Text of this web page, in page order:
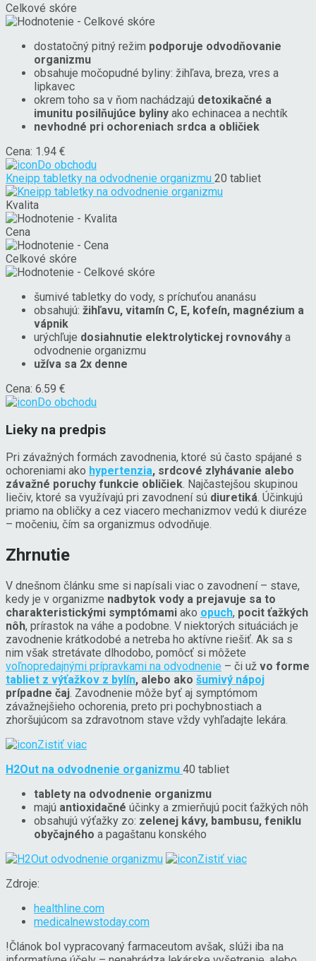
Celkové skóre
dostatočný pitný režim podporuje odvodňovanie
organizmu
obsahuje močopudné byliny: žihľava, breza, vres a
lipkavec
okrem toho sa v ňom nachádzajú detoxikačné a
imunitu posilňujúce byliny ako echinacea a nechtík
nevhodné pri ochoreniach srdca a obličiek
Cena: 1.94 €
Do obchodu
Kneipp tabletky na odvodnenie organizmu 20 tabliet
Kvalita
Cena
Celkové skóre
šumivé tabletky do vody, s príchuťou ananásu
obsahujú: žihľavu, vitamín C, E, kofeín, magnézium a
vápnik
urýchľuje dosiahnutie elektrolytickej rovnováhy a
odvodnenie organizmu
užíva sa 2x denne
Cena: 6.59 €
Do obchodu
Lieky na predpis
Pri závažných formách zavodnenia, ktoré sú často spájané s
ochoreniami ako hypertenzia, srdcové zlyhávanie alebo
závažné poruchy funkcie obličiek. Najčastejšou skupinou
liečiv, ktoré sa využívajú pri zavodnení sú diuretiká. Účinkujú
priamo na obličky a cez viacero mechanizmov vedú k diuréze
– močeniu, čím sa organizmus odvodňuje.
Zhrnutie
V dnešnom článku sme si napísali viac o zavodnení – stave,
kedy je v organizme nadbytok vody a prejavuje sa to
charakteristickými symptómami ako opuch, pocit ťažkých
nôh, prírastok na váhe a podobne. V niektorých situáciách je
zavodnenie krátkodobé a netreba ho aktívne riešiť. Ak sa s
nim však stretávate dlhodobo, pomôcť si môžete
voľnopredajnými prípravkami na odvodnenie – či už vo forme
tabliet z výťažkov z bylín, alebo ako šumivý nápoj
prípadne čaj. Zavodnenie môže byť aj symptómom
závažnejšieho ochorenia, preto pri pochybnostiach a
zhoršujúcom sa zdravotnom stave vždy vyhľadajte lekára.
Zistiť viac
H2Out na odvodnenie organizmu 40 tabliet
tablety na odvodnenie organizmu
majú antioxidačné účinky a zmierňujú pocit ťažkých nôh
obsahujú výťažky zo: zelenej kávy, bambusu, feniklu
obyčajného a pagaštanu konského
Zistiť viac
Zdroje:
healthline.com
medicalnewstoday.com
!Článok bol vypracovaný farmaceutom avšak, slúži iba na